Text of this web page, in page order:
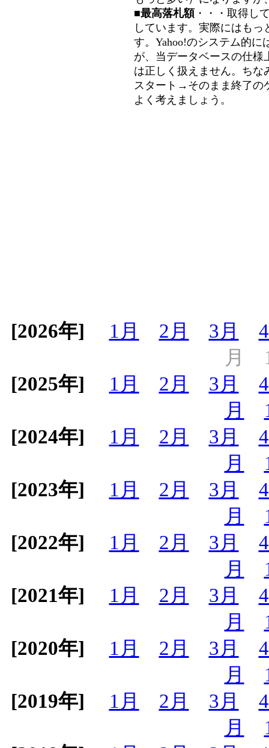
■最高落札額 ・・・取得し
しています。実際にはも
す。Yahoo!のシステム的に
が、当データベースの仕様
は正しく扱えません。ちな
スタート→そのまま終了の
よく考えましょう。
[2026年] 1月 2月 3月
月
[2025年]
1月 2月 3月
月
[2024年]
1月 2月 3月
月
[2023年]
1月 2月 3月
月
[2022年]
1月 2月 3月
月
[2021年]
1月 2月 3月
月
[2020年]
1月 2月 3月
月
[2019年]
1月 2月 3月
月